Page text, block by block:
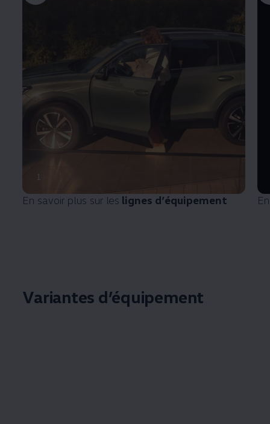
1
En savoir plus sur les lignes d’équipement
Variantes d’équipement